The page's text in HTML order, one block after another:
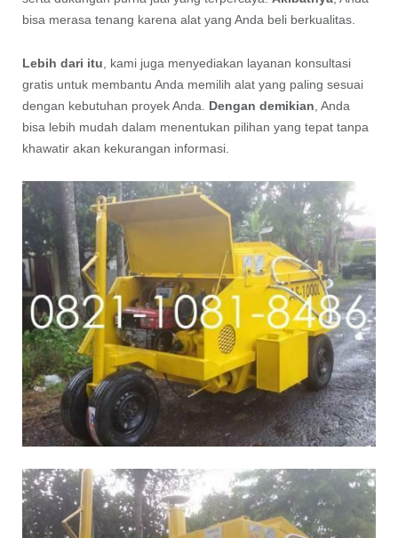
bisa merasa tenang karena alat yang Anda beli berkualitas.
Lebih dari itu, kami juga menyediakan layanan konsultasi
gratis untuk membantu Anda memilih alat yang paling sesuai
dengan kebutuhan proyek Anda. Dengan demikian, Anda
bisa lebih mudah dalam menentukan pilihan yang tepat tanpa
khawatir akan kekurangan informasi.